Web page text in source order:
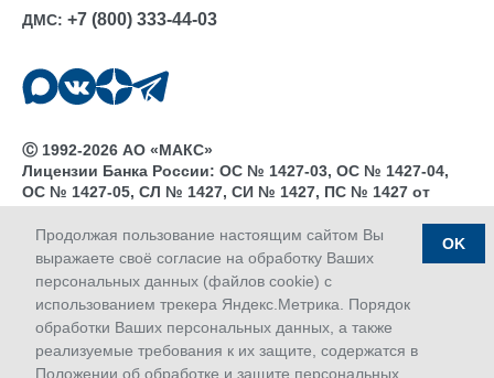
Продолжая пользование настоящим сайтом Вы
выражаете своё согласие на обработку Ваших
персональных данных (файлов cookie) с
использованием трекера Яндекс.Метрика. Порядок
обработки Ваших персональных данных, а также
реализуемые требования к их защите, содержатся в
Положении об обработке и защите персональных
OK
ДМС: +7 (800) 333-44-03
Ⓒ 1992-2026 АО «МАКС»
Лицензии Банка России: ОС № 1427-03, ОС № 1427-04,
ОС № 1427-05, СЛ № 1427, СИ № 1427, ПС № 1427 от
Дата последнего изменения сайта 06.08.2026 04:25